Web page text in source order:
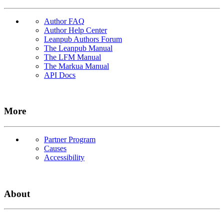
Author FAQ
Author Help Center
Leanpub Authors Forum
The Leanpub Manual
The LFM Manual
The Markua Manual
API Docs
More
Partner Program
Causes
Accessibility
About